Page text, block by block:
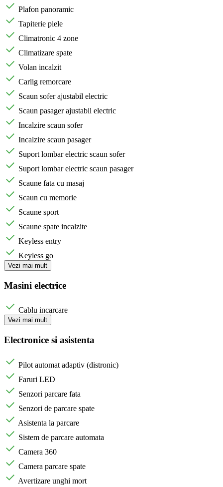
Plafon panoramic
Tapiterie piele
Climatronic 4 zone
Climatizare spate
Volan incalzit
Carlig remorcare
Scaun sofer ajustabil electric
Scaun pasager ajustabil electric
Incalzire scaun sofer
Incalzire scaun pasager
Suport lombar electric scaun sofer
Suport lombar electric scaun pasager
Scaune fata cu masaj
Scaun cu memorie
Scaune sport
Scaune spate incalzite
Keyless entry
Keyless go
Vezi mai mult
Masini electrice
Cablu incarcare
Vezi mai mult
Electronice si asistenta
Pilot automat adaptiv (distronic)
Faruri LED
Senzori parcare fata
Senzori de parcare spate
Asistenta la parcare
Sistem de parcare automata
Camera 360
Camera parcare spate
Avertizare unghi mort